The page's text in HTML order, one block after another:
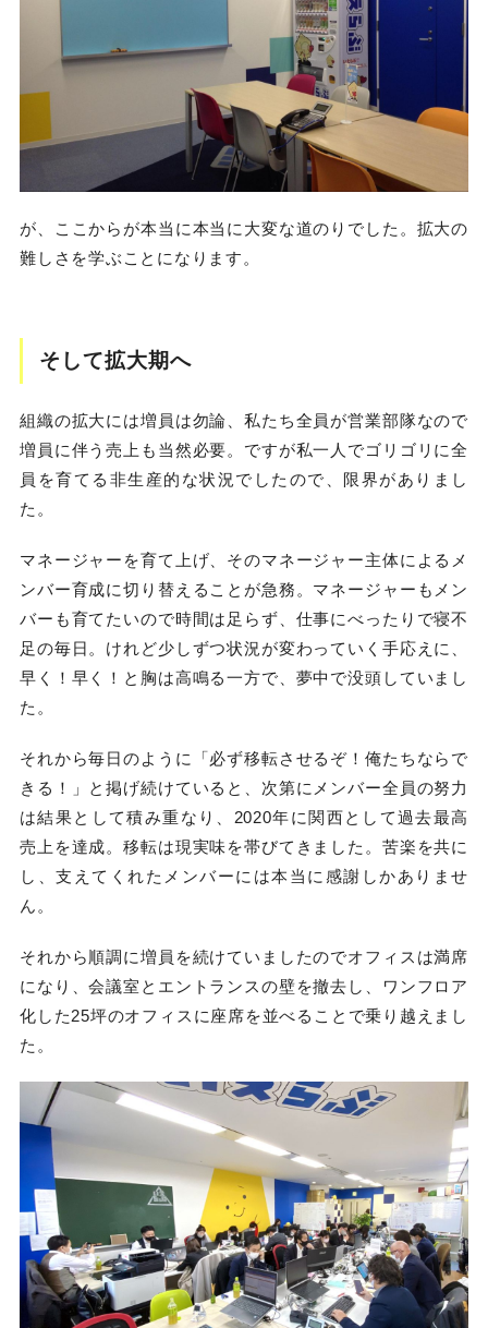
が、ここからが本当に本当に大変な道のりでした。拡大の
難しさを学ぶことになります。
そして拡大期へ
組織の拡大には増員は勿論、私たち全員が営業部隊なので
増員に伴う売上も当然必要。ですが私一人でゴリゴリに全
員を育てる非生産的な状況でしたので、限界がありまし
た。
マネージャーを育て上げ、そのマネージャー主体によるメ
ンバー育成に切り替えることが急務。マネージャーもメン
バーも育てたいので時間は足らず、仕事にべったりで寝不
足の毎日。けれど少しずつ状況が変わっていく手応えに、
早く！早く！と胸は高鳴る一方で、夢中で没頭していまし
た。
それから毎日のように「必ず移転させるぞ！俺たちならで
きる！」と掲げ続けていると、次第にメンバー全員の努力
は結果として積み重なり、2020年に関西として過去最高
売上を達成。移転は現実味を帯びてきました。苦楽を共に
し、支えてくれたメンバーには本当に感謝しかありませ
ん。
それから順調に増員を続けていましたのでオフィスは満席
になり、会議室とエントランスの壁を撤去し、ワンフロア
化した25坪のオフィスに座席を並べることで乗り越えまし
た。